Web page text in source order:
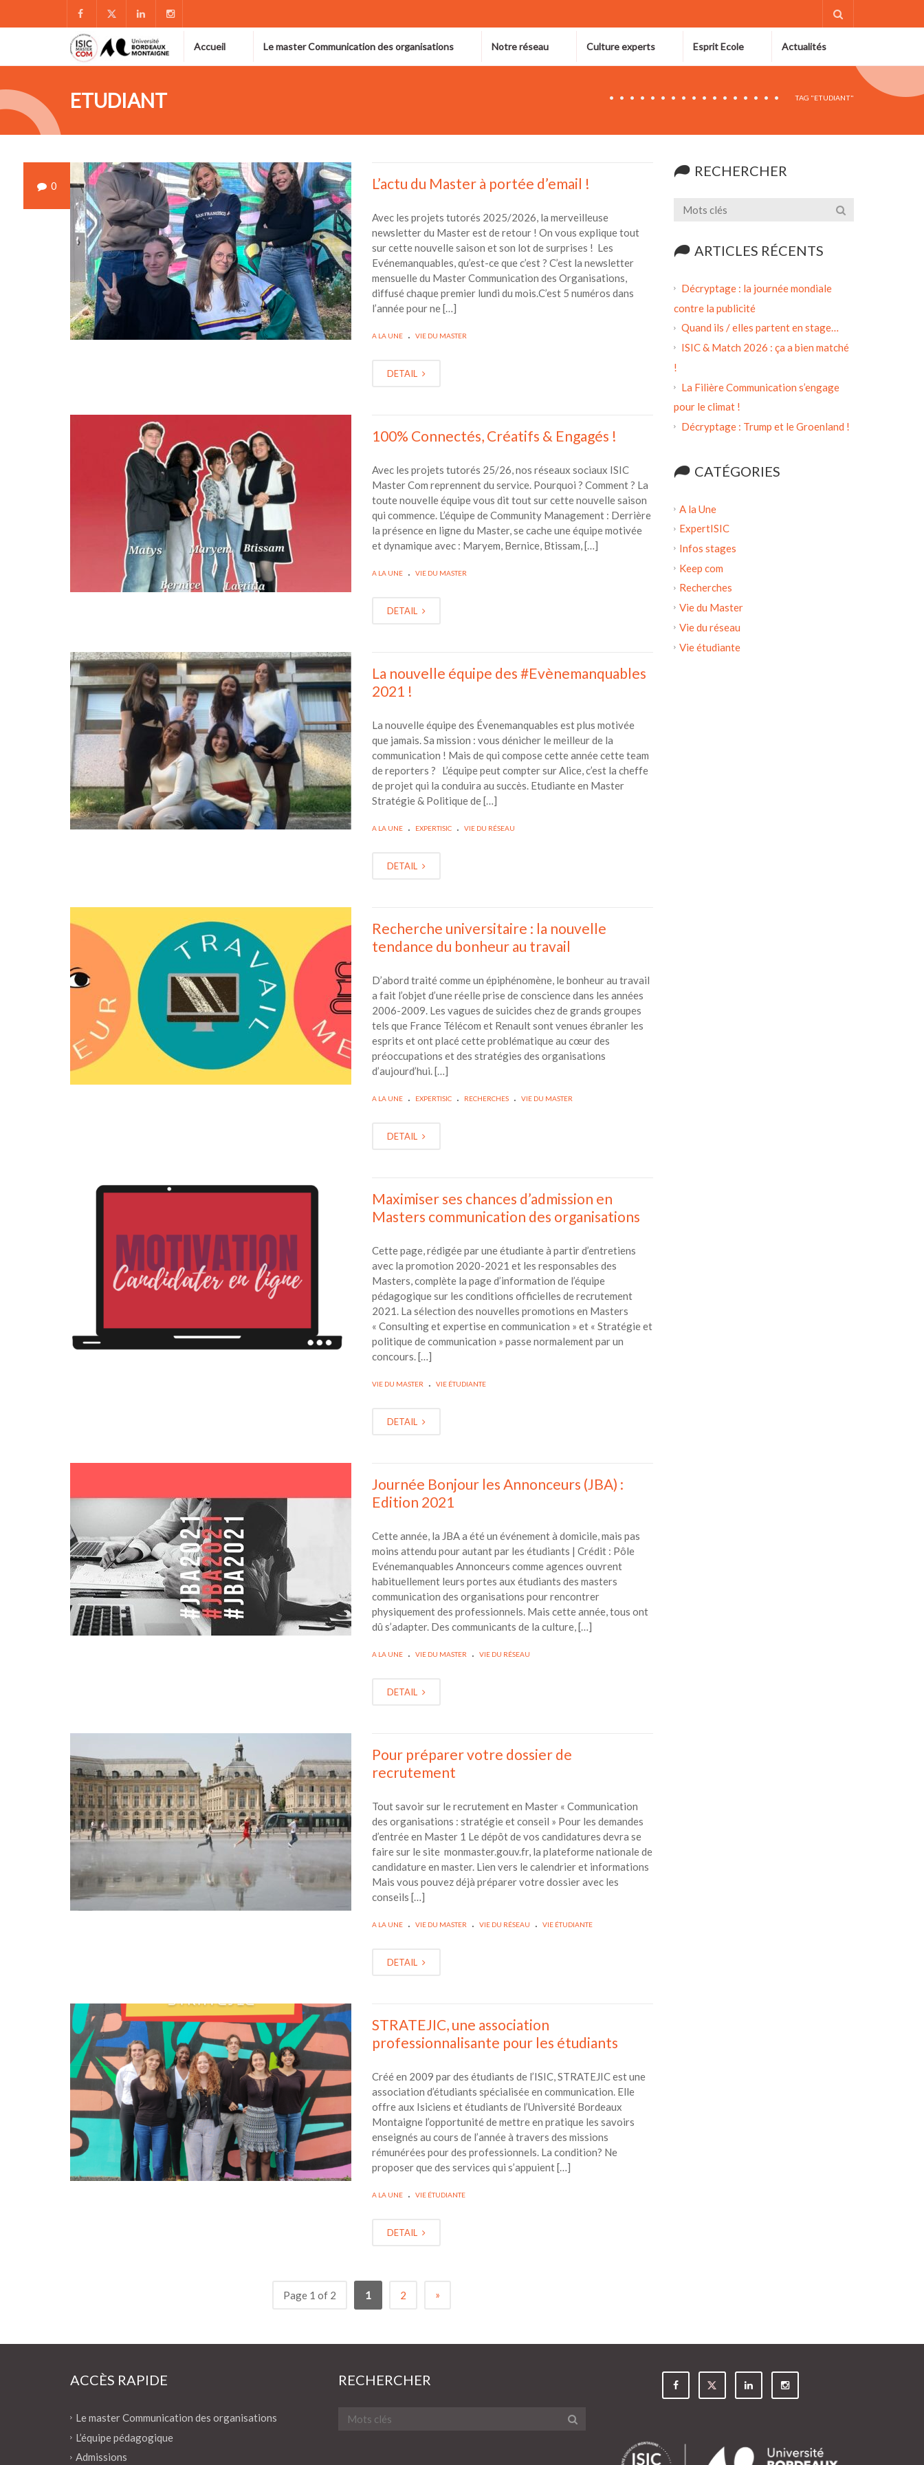
Accueil Le master Communication des organisations Notre réseau Culture experts Esprit Ecole Actualités
ETUDIANT TAG "ETUDIANT"
0 L’actu du Master à portée d’email !
Avec les projets tutorés 2025/2026, la merveilleuse
newsletter du Master est de retour ! On vous explique tout
sur cette nouvelle saison et son lot de surprises ! Les
Evénemanquables, qu’est-ce que c’est ? C’est la newsletter
mensuelle du Master Communication des Organisations,
diffusé chaque premier lundi du mois.C’est 5 numéros dans
l’année pour ne […]
A LA UNE . VIE DU MASTER
DETAIL
100% Connectés, Créatifs & Engagés !
Avec les projets tutorés 25/26, nos réseaux sociaux ISIC
Master Com reprennent du service. Pourquoi ? Comment ? La
toute nouvelle équipe vous dit tout sur cette nouvelle saison
qui commence. L’équipe de Community Management : Derrière
la présence en ligne du Master, se cache une équipe motivée
et dynamique avec : Maryem, Bernice, Btissam, […]
A LA UNE . VIE DU MASTER
DETAIL
La nouvelle équipe des #Evènemanquables
2021 !
La nouvelle équipe des Évenemanquables est plus motivée
que jamais. Sa mission : vous dénicher le meilleur de la
communication ! Mais de qui compose cette année cette team
de reporters ? L’équipe peut compter sur Alice, c’est la cheffe
de projet qui la conduira au succès. Etudiante en Master
Stratégie & Politique de […]
A LA UNE . EXPERTISIC . VIE DU RÉSEAU
DETAIL
Recherche universitaire : la nouvelle
tendance du bonheur au travail
D’abord traité comme un épiphénomène, le bonheur au travail
a fait l’objet d’une réelle prise de conscience dans les années
2006-2009. Les vagues de suicides chez de grands groupes
tels que France Télécom et Renault sont venues ébranler les
esprits et ont placé cette problématique au cœur des
préoccupations et des stratégies des organisations
d’aujourd’hui. […]
A LA UNE . EXPERTISIC . RECHERCHES . VIE DU MASTER
DETAIL
Maximiser ses chances d’admission en
Masters communication des organisations
Cette page, rédigée par une étudiante à partir d’entretiens
avec la promotion 2020-2021 et les responsables des
Masters, complète la page d’information de l’équipe
pédagogique sur les conditions officielles de recrutement
2021. La sélection des nouvelles promotions en Masters
« Consulting et expertise en communication » et « Stratégie et
politique de communication » passe normalement par un
concours. […]
VIE DU MASTER . VIE ÉTUDIANTE
DETAIL
Journée Bonjour les Annonceurs (JBA) :
Edition 2021
Cette année, la JBA a été un événement à domicile, mais pas
moins attendu pour autant par les étudiants | Crédit : Pôle
Evénemanquables Annonceurs comme agences ouvrent
habituellement leurs portes aux étudiants des masters
communication des organisations pour rencontrer
physiquement des professionnels. Mais cette année, tous ont
dû s’adapter. Des communicants de la culture, […]
A LA UNE . VIE DU MASTER . VIE DU RÉSEAU
DETAIL
Pour préparer votre dossier de
recrutement
Tout savoir sur le recrutement en Master « Communication
des organisations : stratégie et conseil » Pour les demandes
d’entrée en Master 1 Le dépôt de vos candidatures devra se
faire sur le site monmaster.gouv.fr, la plateforme nationale de
candidature en master. Lien vers le calendrier et informations
Mais vous pouvez déjà préparer votre dossier avec les
conseils […]
A LA UNE . VIE DU MASTER . VIE DU RÉSEAU . VIE ÉTUDIANTE
DETAIL
STRATEJIC, une association
professionnalisante pour les étudiants
Créé en 2009 par des étudiants de l’ISIC, STRATEJIC est une
association d’étudiants spécialisée en communication. Elle
offre aux Isiciens et étudiants de l’Université Bordeaux
Montaigne l’opportunité de mettre en pratique les savoirs
enseignés au cours de l’année à travers des missions
rémunérées pour des professionnels. La condition? Ne
proposer que des services qui s’appuient […]
A LA UNE . VIE ÉTUDIANTE
DETAIL
Page 1 of 2 1 2 »
RECHERCHER
ARTICLES RÉCENTS
Décryptage : la journée mondiale
contre la publicité
Quand ils / elles partent en stage…
ISIC & Match 2026 : ça a bien matché
!
La Filière Communication s’engage
pour le climat !
Décryptage : Trump et le Groenland !
CATÉGORIES
A la Une
ExpertISIC
Infos stages
Keep com
Recherches
Vie du Master
Vie du réseau
Vie étudiante
ACCÈS RAPIDE
Le master Communication des organisations
L’équipe pédagogique
Admissions
RECHERCHER